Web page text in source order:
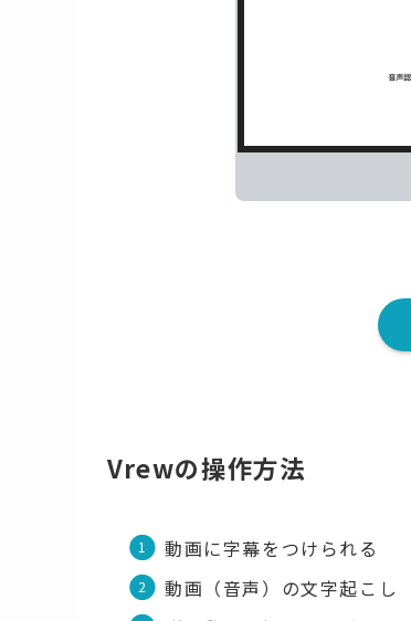
Vrewの操作方法
動画に字幕をつけられる
動画（音声）の文字起こし